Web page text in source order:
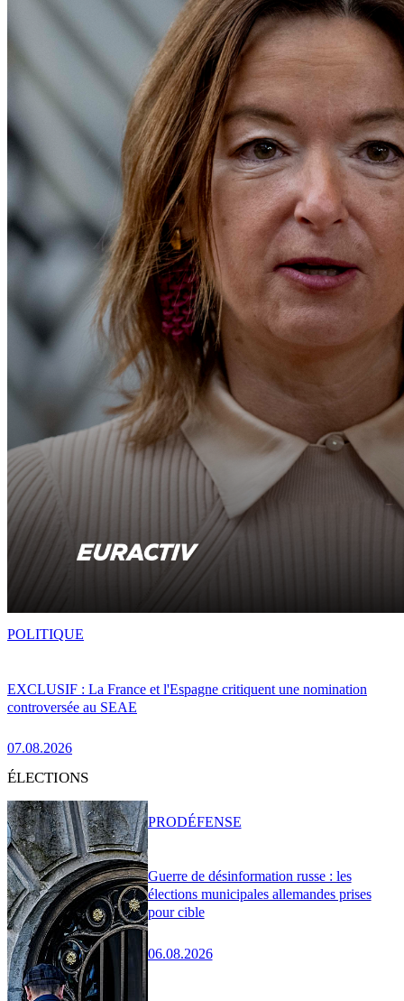
EXCLUSIF : La France et l'Espagne critiquent une nomination
controversée au SEAE
07.08.2026
POLITIQUE
ÉLECTIONS
Guerre de désinformation russe : les
élections municipales allemandes prises
pour cible
06.08.2026
PRODÉFENSE